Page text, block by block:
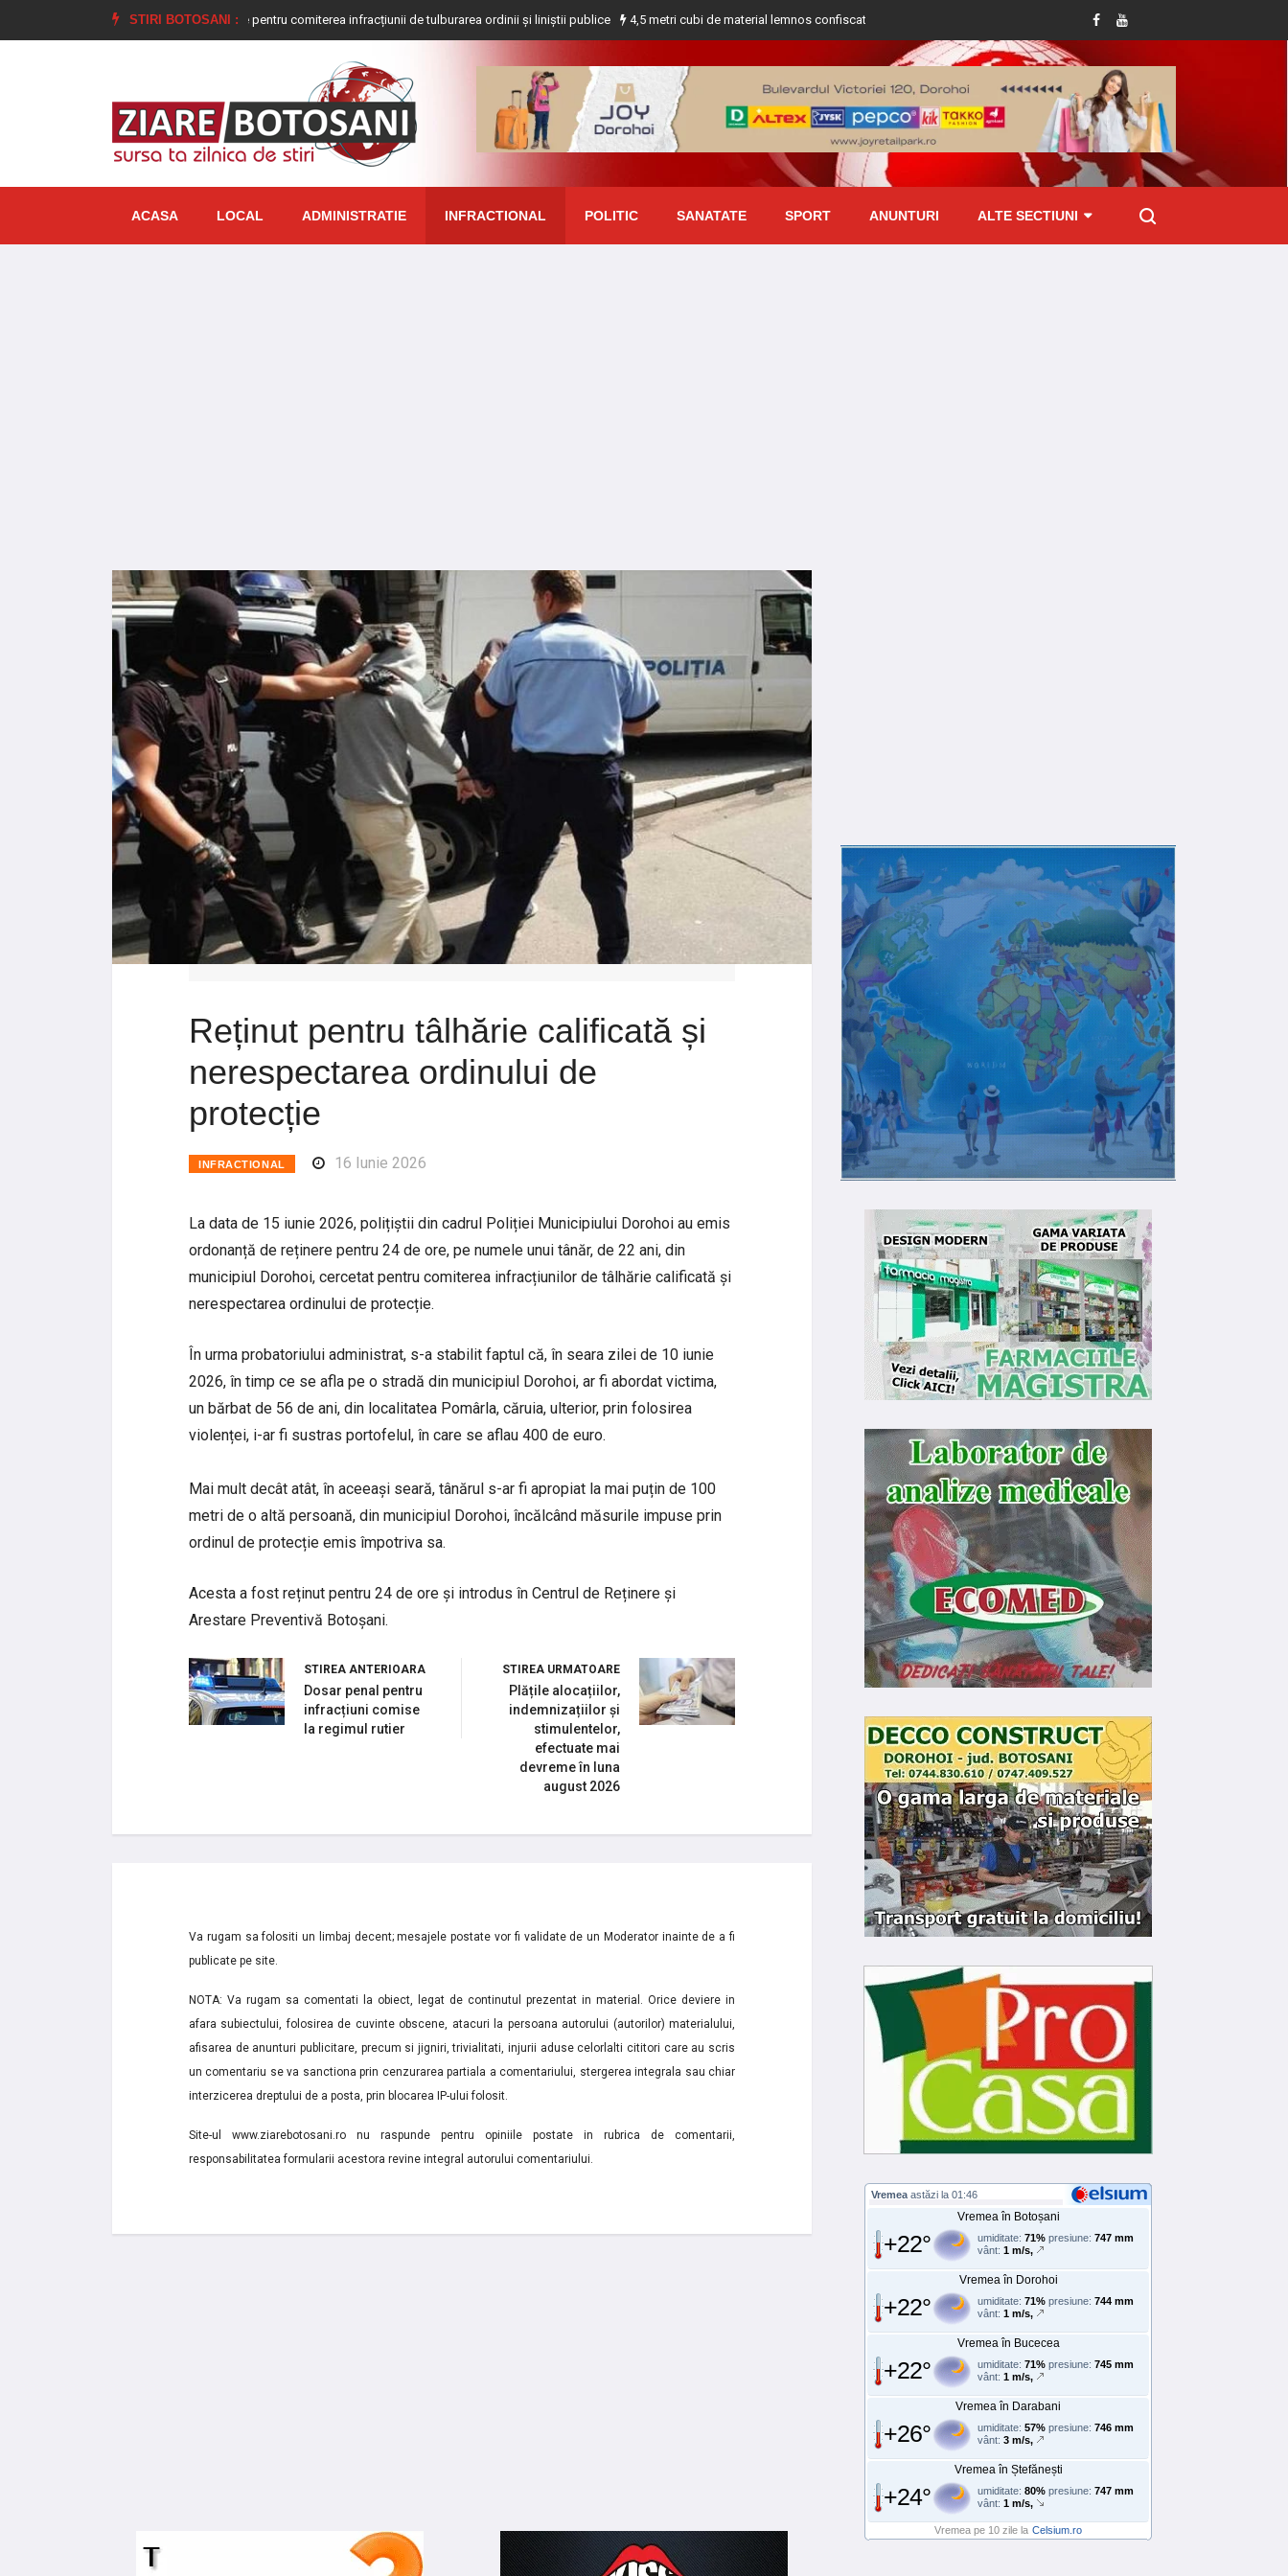
STIRI BOTOSANI :
Tânăr condamnat la închisoare pentru comiterea infracțiunii de tulburarea ordinii și liniștii publice 4,5 metri cubi de material lemnos confiscat de polițiști la Pomârla Botoșănean prins cu țigări de contrabandă ascunse în mașină
ACASA LOCAL ADMINISTRATIE INFRACTIONAL POLITIC SANATATE SPORT ANUNTURI ALTE SECTIUNI
Reținut pentru tâlhărie calificată și
nerespectarea ordinului de
protecție
INFRACTIONAL 16 Iunie 2026
La data de 15 iunie 2026, polițiștii din cadrul Poliției Municipiului Dorohoi au emis
ordonanță de reținere pentru 24 de ore, pe numele unui tânăr, de 22 ani, din
municipiul Dorohoi, cercetat pentru comiterea infracțiunilor de tâlhărie calificată și
nerespectarea ordinului de protecție.
În urma probatoriului administrat, s-a stabilit faptul că, în seara zilei de 10 iunie
2026, în timp ce se afla pe o stradă din municipiul Dorohoi, ar fi abordat victima,
un bărbat de 56 de ani, din localitatea Pomârla, căruia, ulterior, prin folosirea
violenței, i-ar fi sustras portofelul, în care se aflau 400 de euro.
Mai mult decât atât, în aceeași seară, tânărul s-ar fi apropiat la mai puțin de 100
metri de o altă persoană, din municipiul Dorohoi, încălcând măsurile impuse prin
ordinul de protecție emis împotriva sa.
Acesta a fost reținut pentru 24 de ore și introdus în Centrul de Reținere și
Arestare Preventivă Botoșani.
STIREA ANTERIOARA
Dosar penal pentru
infracțiuni comise
la regimul rutier
STIREA URMATOARE
Plățile alocațiilor,
indemnizațiilor și
stimulentelor,
efectuate mai
devreme în luna
august 2026
Va rugam sa folositi un limbaj decent; mesajele postate vor fi validate de un Moderator inainte de a fi
publicate pe site.
NOTA: Va rugam sa comentati la obiect, legat de continutul prezentat in material. Orice deviere in
afara subiectului, folosirea de cuvinte obscene, atacuri la persoana autorului (autorilor) materialului,
afisarea de anunturi publicitare, precum si jigniri, trivialitati, injurii aduse celorlalti cititori care au scris
un comentariu se va sanctiona prin cenzurarea partiala a comentariului, stergerea integrala sau chiar
interzicerea dreptului de a posta, prin blocarea IP-ului folosit.
Site-ul www.ziarebotosani.ro nu raspunde pentru opiniile postate in rubrica de comentarii,
responsabilitatea formularii acestora revine integral autorului comentariului.
Vremea astăzi la 01:46
Vremea în Botoșani
+22° umiditate: 71% presiune: 747 mm
vânt: 1 m/s,
Vremea în Dorohoi
+22° umiditate: 71% presiune: 744 mm
vânt: 1 m/s,
Vremea în Bucecea
+22° umiditate: 71% presiune: 745 mm
vânt: 1 m/s,
Vremea în Darabani
+26° umiditate: 57% presiune: 746 mm
vânt: 3 m/s,
Vremea în Ștefănești
+24° umiditate: 80% presiune: 747 mm
vânt: 1 m/s,
Vremea pe 10 zile la Celsium.ro